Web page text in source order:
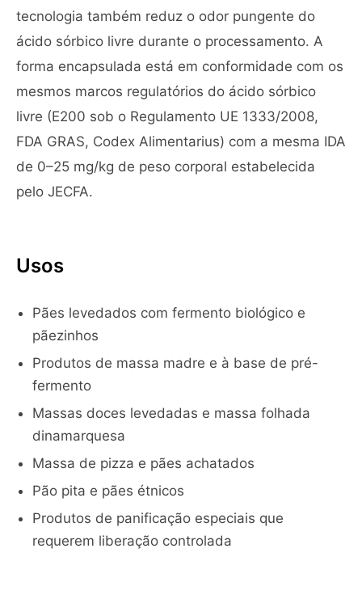
tecnologia também reduz o odor pungente do
ácido sórbico livre durante o processamento. A
forma encapsulada está em conformidade com os
mesmos marcos regulatórios do ácido sórbico
livre (E200 sob o Regulamento UE 1333/2008,
FDA GRAS, Codex Alimentarius) com a mesma IDA
de 0–25 mg/kg de peso corporal estabelecida
pelo JECFA.
Usos
Pães levedados com fermento biológico e
pãezinhos
Produtos de massa madre e à base de pré-
fermento
Massas doces levedadas e massa folhada
dinamarquesa
Massa de pizza e pães achatados
Pão pita e pães étnicos
Produtos de panificação especiais que
requerem liberação controlada